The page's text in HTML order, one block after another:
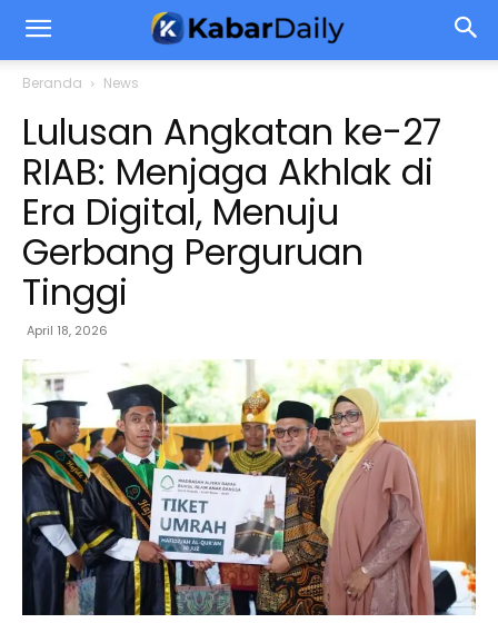
Beranda News
Lulusan Angkatan ke-27
RIAB: Menjaga Akhlak di
Era Digital, Menuju
Gerbang Perguruan
Tinggi
April 18, 2026